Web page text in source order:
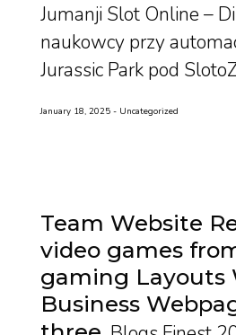
Jumanji Slot Online –
naukowcy przy
Jurassic Park pod
January 18, 2025 Uncategorized
Team Website
video games
gaming Layouts
Business